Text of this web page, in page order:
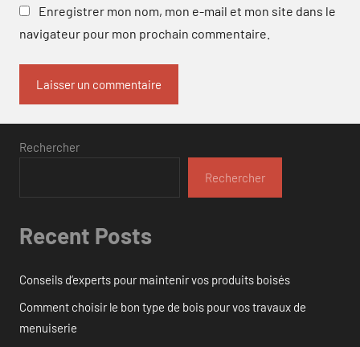
Enregistrer mon nom, mon e-mail et mon site dans le
navigateur pour mon prochain commentaire.
Rechercher
Rechercher
Recent Posts
Conseils d’experts pour maintenir vos produits boisés
Comment choisir le bon type de bois pour vos travaux de
menuiserie